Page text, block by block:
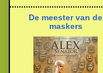
De meester van de
maskers